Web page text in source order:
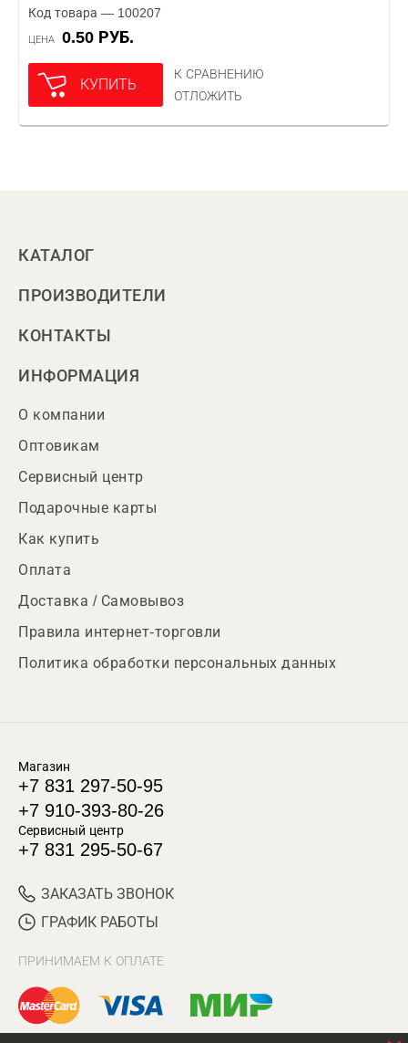
Код товара — 100207
ЦЕНА 0.50 РУБ.
КУПИТЬ
К СРАВНЕНИЮ
ОТЛОЖИТЬ
КАТАЛОГ
ПРОИЗВОДИТЕЛИ
КОНТАКТЫ
ИНФОРМАЦИЯ
О компании
Оптовикам
Сервисный центр
Подарочные карты
Как купить
Оплата
Доставка / Самовывоз
Правила интернет-торговли
Политика обработки персональных данных
Магазин
+7 831 297-50-95
+7 910-393-80-26
Сервисный центр
+7 831 295-50-67
ЗАКАЗАТЬ ЗВОНОК
ГРАФИК РАБОТЫ
ПРИНИМАЕМ К ОПЛАТЕ